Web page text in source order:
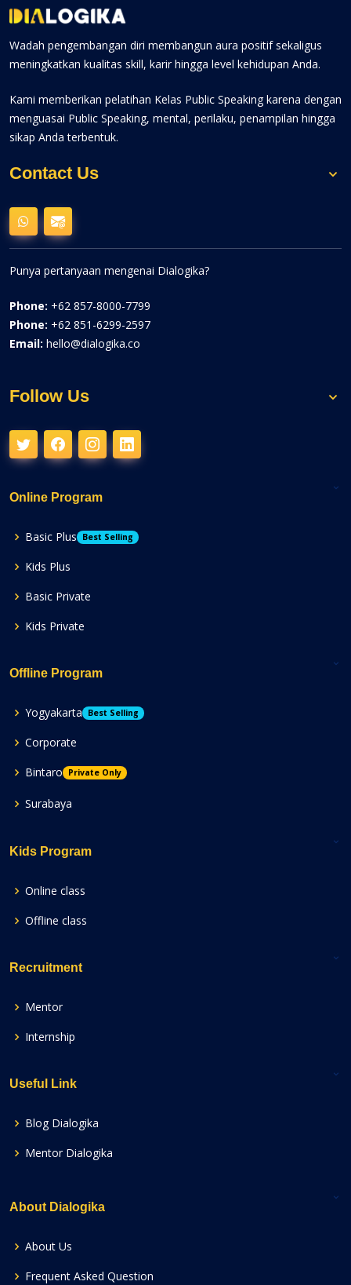
Wadah pengembangan diri membangun aura positif sekaligus
meningkatkan kualitas skill, karir hingga level kehidupan Anda.
Kami memberikan pelatihan Kelas Public Speaking karena dengan
menguasai Public Speaking, mental, perilaku, penampilan hingga
sikap Anda terbentuk.
Contact Us
Punya pertanyaan mengenai Dialogika?
Phone: +62 857-8000-7799
Phone: +62 851-6299-2597
Email: hello@dialogika.co
Follow Us
Online Program
Basic Plus Best Selling
Kids Plus
Basic Private
Kids Private
Offline Program
Yogyakarta Best Selling
Corporate
Bintaro
Private Only
Surabaya
Kids Program
Online class
Offline class
Recruitment
Mentor
Internship
Useful Link
Blog Dialogika
Mentor Dialogika
About Dialogika
About Us
Frequent Asked Question